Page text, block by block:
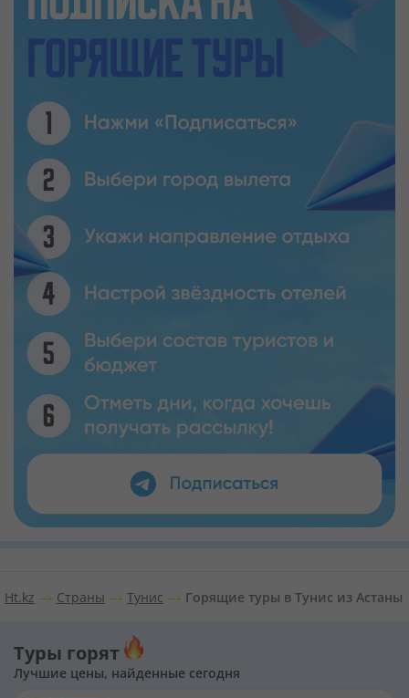
Ht.kz Страны Тунис Горящие туры в Тунис из Астаны
Туры горят
Лучшие цены, найденные сегодня